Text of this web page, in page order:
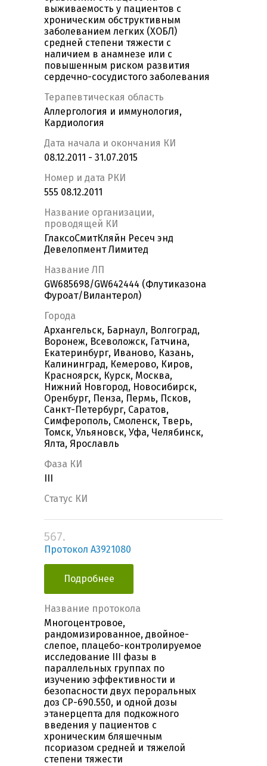
выживаемость у пациентов с
хроническим обструктивным
заболеванием легких (ХОБЛ)
средней степени тяжести с
наличием в анамнезе или с
повышенным риском развития
сердечно-сосудистого заболевания
Терапевтическая область
Аллергология и иммунология,
Кардиология
Дата начала и окончания КИ
08.12.2011 - 31.07.2015
Номер и дата РКИ
555 08.12.2011
Название организации,
проводящей КИ
ГлаксоСмитКляйн Ресеч энд
Девелопмент Лимитед
Название ЛП
GW685698/GW642444 (Флутиказона
Фуроат/Вилантерол)
Города
Архангельск, Барнаул, Волгоград,
Воронеж, Всеволожск, Гатчина,
Екатеринбург, Иваново, Казань,
Калининград, Кемерово, Киров,
Красноярск, Курск, Москва,
Нижний Новгород, Новосибирск,
Оренбург, Пенза, Пермь, Псков,
Санкт-Петербург, Саратов,
Симферополь, Смоленск, Тверь,
Томск, Ульяновск, Уфа, Челябинск,
Ялта, Ярославль
Фаза КИ
Статус КИ
567.
Протокол A3921080
Подробнее
Название протокола
Многоцентровое,
рандомизированное, двойное-
слепое, плацебо-контролируемое
исследование III фазы в
параллельных группах по
изучению эффективности и
безопасности двух пероральных
доз CP-690.550, и одной дозы
этанерцепта для подкожного
введения у пациентов с
хроническим бляшечным
псориазом средней и тяжелой
степени тяжести